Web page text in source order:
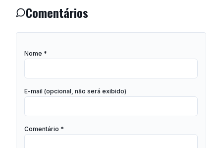
Comentários
Nome *
E-mail (opcional, não será exibido)
Comentário *